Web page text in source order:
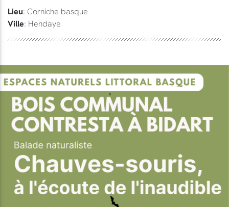
Lieu: Corniche basque
Ville: Hendaye